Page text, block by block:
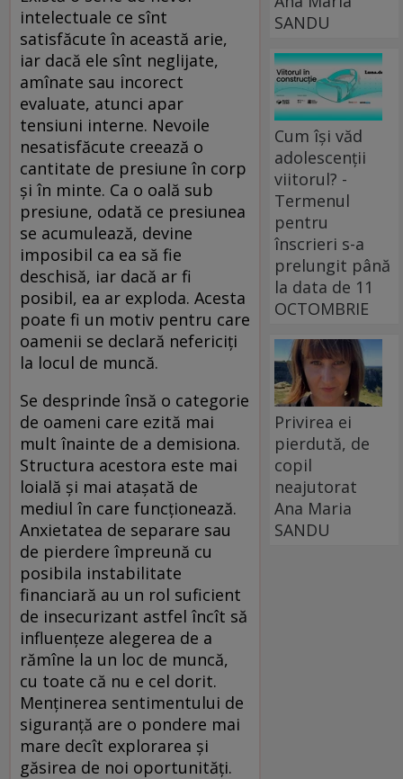
intelectuale ce sînt
satisfăcute în această arie,
iar dacă ele sînt neglijate,
amînate sau incorect
evaluate, atunci apar
tensiuni interne. Nevoile
nesatisfăcute creează o
cantitate de presiune în corp
și în minte. Ca o oală sub
presiune, odată ce presiunea
se acumulează, devine
imposibil ca ea să fie
deschisă, iar dacă ar fi
posibil, ea ar exploda. Acesta
poate fi un motiv pentru care
oamenii se declară nefericiți
la locul de muncă.
Se desprinde însă o categorie
de oameni care ezită mai
mult înainte de a demisiona.
Structura acestora este mai
loială și mai atașată de
mediul în care funcționează.
Anxietatea de separare sau
de pierdere împreună cu
posibila instabilitate
financiară au un rol suficient
de insecurizant astfel încît să
influențeze alegerea de a
rămîne la un loc de muncă,
cu toate că nu e cel dorit.
Menținerea sentimentului de
siguranță are o pondere mai
mare decît explorarea și
găsirea de noi oportunități.
SANDU
Cum își văd
adolescenții
viitorul? -
Termenul
pentru
înscrieri s-a
prelungit până
la data de 11
OCTOMBRIE
Privirea ei
pierdută, de
copil
neajutorat
Ana Maria
SANDU